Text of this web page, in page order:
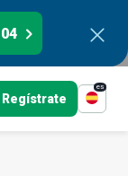
03
Regístrate
es